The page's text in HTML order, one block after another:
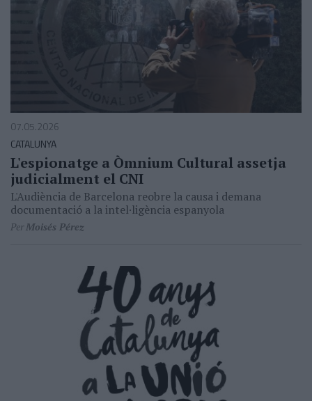
07.05.2026
CATALUNYA
L'espionatge a Òmnium Cultural assetja
judicialment el CNI
L'Audiència de Barcelona reobre la causa i demana
documentació a la intel·ligència espanyola
PerMoisés Pérez